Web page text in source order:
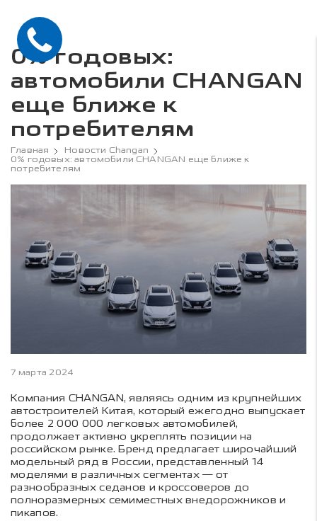
0% годовых:
автомобили CHANGAN
еще ближе к
потребителям
Главная
Новости Changan
0% годовых: автомобили CHANGAN еще ближе к
потребителям
7 марта 2024
Компания CHANGAN, являясь одним из крупнейших
автостроителей Китая, который ежегодно выпускает
более 2 000 000 легковых автомобилей,
продолжает активно укреплять позиции на
российском рынке. Бренд предлагает широчайший
модельный ряд в России, представленный 14
моделями в различных сегментах — от
разнообразных седанов и кроссоверов до
полноразмерных семиместных внедорожников и
пикапов.